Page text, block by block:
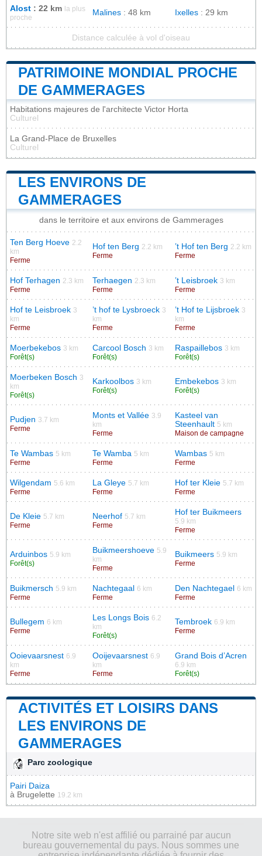
Alost : 22 km
la plus
proche
Malines : 48 km Ixelles : 29 km
Distance calculée à vol d'oiseau
PATRIMOINE MONDIAL PROCHE
DE GAMMERAGES
Habitations majeures de l'architecte Victor Horta
Culturel
La Grand-Place de Bruxelles
Culturel
LES ENVIRONS DE
GAMMERAGES
dans le territoire et aux environs de Gammerages
Ten Berg Hoeve 2.2
km
Ferme
Hof ten Berg 2.2 km
Ferme
’t Hof ten Berg 2.2 km
Ferme
Hof Terhagen 2.3 km
Ferme
Terhaegen 2.3 km
Ferme
’t Leisbroek 3 km
Ferme
Hof te Leisbroek 3
km
Ferme
’t hof te Lysbroeck 3
km
Ferme
’t Hof te Lijsbroek 3
km
Ferme
Moerbekebos 3 km
Forêt(s)
Carcool Bosch 3 km
Forêt(s)
Raspaillebos 3 km
Forêt(s)
Moerbeken Bosch 3
km
Forêt(s)
Karkoolbos 3 km
Forêt(s)
Embekebos 3 km
Forêt(s)
Pudjen 3.7 km
Ferme
Monts et Vallée 3.9
km
Ferme
Kasteel van
Steenhault 5 km
Maison de campagne
Te Wambas 5 km
Ferme
Te Wamba 5 km
Ferme
Wambas 5 km
Ferme
Wilgendam 5.6 km
Ferme
La Gleye 5.7 km
Ferme
Hof ter Kleie 5.7 km
Ferme
De Kleie 5.7 km
Ferme
Neerhof 5.7 km
Ferme
Hof ter Buikmeers
5.9 km
Ferme
Arduinbos 5.9 km
Forêt(s)
Buikmeershoeve 5.9
km
Ferme
Buikmeers 5.9 km
Ferme
Buikmersch 5.9 km
Ferme
Nachtegaal 6 km
Ferme
Den Nachtegael 6 km
Ferme
Bullegem 6 km
Ferme
Les Longs Bois 6.2
km
Forêt(s)
Tembroek 6.9 km
Ferme
Ooievaarsnest 6.9
km
Ferme
Ooijevaarsnest 6.9
km
Ferme
Grand Bois d’Acren
6.9 km
Forêt(s)
ACTIVITÉS ET LOISIRS DANS
LES ENVIRONS DE
GAMMERAGES
Parc zoologique
Pairi Daiza
à Brugelette 19.2 km
Notre site web n'est affilié ou parrainé par aucun
bureau gouvernemental du pays. Nous sommes une